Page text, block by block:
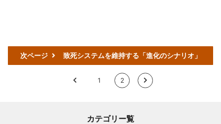
次ページ 致死システムを維持する「進化のシナリオ」
< 1 2 >
カテゴリー覧